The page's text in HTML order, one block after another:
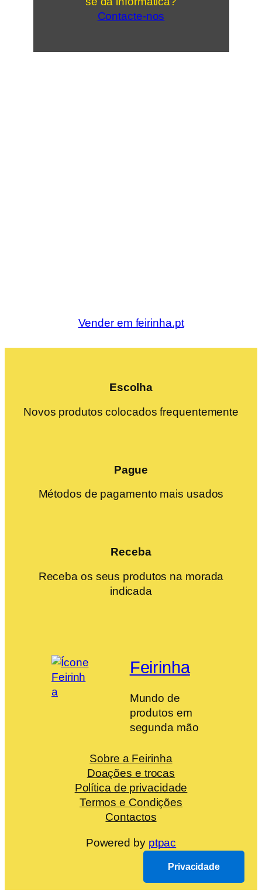
Contacte-nos
Vender em feirinha.pt
Escolha
Novos produtos colocados frequentemente
Pague
Métodos de pagamento mais usados
Receba
Receba os seus produtos na morada
indicada
Feirinha
Mundo de
produtos em
segunda mão
Sobre a Feirinha
Doações e trocas
Política de privacidade
Termos e Condições
Contactos
Powered by ptpac
Privacidade